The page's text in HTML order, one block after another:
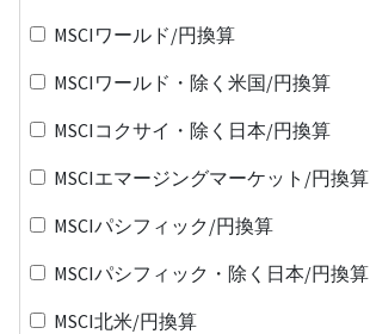
MSCIワールド/円換算
MSCIワールド・除く米国/円換算
MSCIコクサイ・除く日本/円換算
MSCIエマージングマーケット/円換算
MSCIパシフィック/円換算
MSCIパシフィック・除く日本/円換算
MSCI北米/円換算